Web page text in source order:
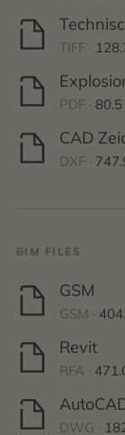
TIFF ·
PDF · 80.5
CAD
DXF ·
BIM FILES
GSM
GSM ·
Revit
RFA ·
DWG ·